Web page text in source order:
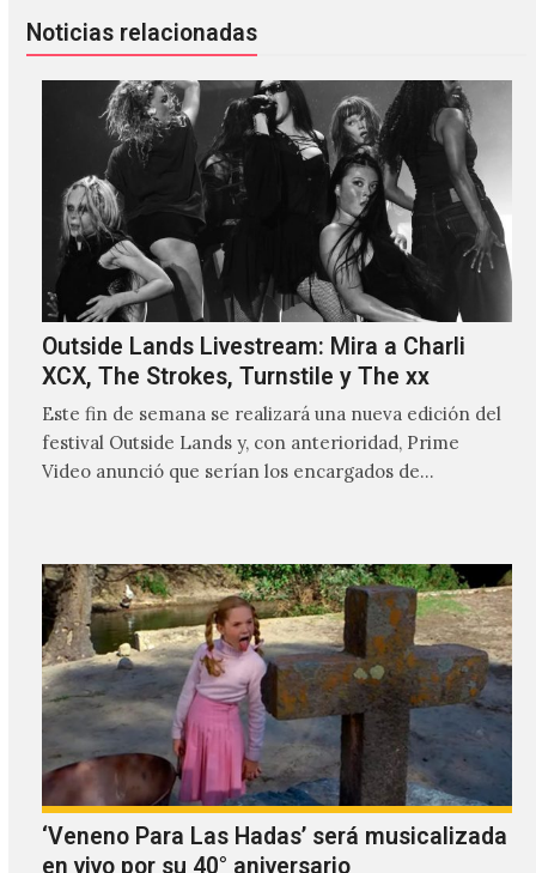
Noticias relacionadas
Outside Lands Livestream: Mira a Charli
XCX, The Strokes, Turnstile y The xx
Este fin de semana se realizará una nueva edición del
festival Outside Lands y, con anterioridad, Prime
Video anunció que serían los encargados de
‘Veneno Para Las Hadas’ será musicalizada
en vivo por su 40° aniversario